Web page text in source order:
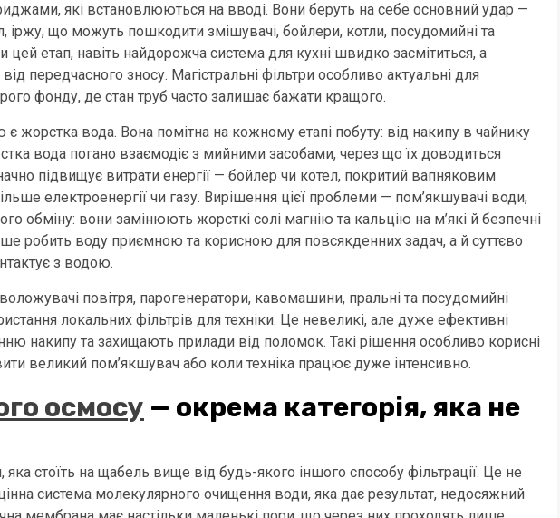
які встановлюються на вводі. Вони беруть на себе основний удар —
іржу, що можуть пошкодити змішувачі, бойлери, котли, посудомийні та
етап, навіть найдорожча система для кухні швидко засмітиться, а
передчасного зносу. Магістральні фільтри особливо актуальні для
фонду, де стан труб часто залишає бажати кращого.
вода. Вона помітна на кожному етапі побуту: від накипу в чайнику
вода погано взаємодіє з мийними засобами, через що їх доводиться
підвищує витрати енергії — бойлер чи котел, покритий вапняковим
електроенергії чи газу. Вирішення цієї проблеми — пом’якшувачі води,
обміну: вони замінюють жорсткі солі магнію та кальцію на м’які й безпечні
робить воду приємною та корисною для повсякденних задач, а й суттєво
з водою.
повітря, парогенератори, кавомашини, пральні та посудомийні
локальних фільтрів для техніки. Це невеликі, але дуже ефективні
накипу та захищають прилади від поломок. Такі рішення особливо корисні
великий пом’якшувач або коли техніка працює дуже інтенсивно.
осмосу — окрема категорія, яка не
стоїть на щабель вище від будь-якого іншого способу фільтрації. Це не
система молекулярного очищення води, яка дає результат, недосяжний